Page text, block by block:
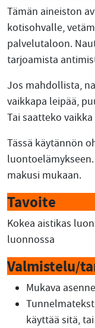
Tämän aineiston
kotisohvalle,
palvelutaloon.
tarjoamista
Jos mahdollista,
vaikkapa leipää,
Tai saatteko
Tässä käytännön
makusi mukaan.
Tavoite
Kokea aistikas
luonnossa
Valmistelu/
Mukava
käyttää sitä,